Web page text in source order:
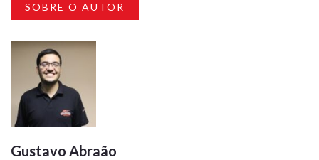
SOBRE O AUTOR
Gustavo Abraão